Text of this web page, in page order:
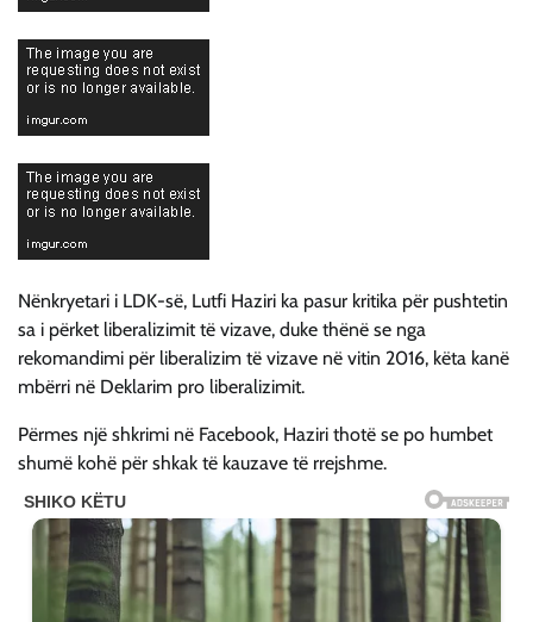
Nënkryetari i LDK-së, Lutfi Haziri ka pasur kritika për pushtetin
sa i përket liberalizimit të vizave, duke thënë se nga
rekomandimi për liberalizim të vizave në vitin 2016, këta kanë
mbërri në Deklarim pro liberalizimit.
Përmes një shkrimi në Facebook, Haziri thotë se po humbet
shumë kohë për shkak të kauzave të rrejshme.